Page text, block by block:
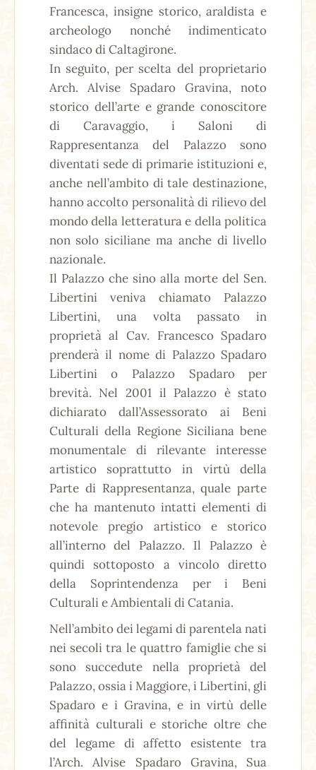
Francesca, insigne storico, araldista e
archeologo nonché indimenticato
sindaco di Caltagirone.
In seguito, per scelta del proprietario
Arch. Alvise Spadaro Gravina, noto
storico dell’arte e grande conoscitore
di Caravaggio, i Saloni di
Rappresentanza del Palazzo sono
diventati sede di primarie istituzioni e,
anche nell’ambito di tale destinazione,
hanno accolto personalità di rilievo del
mondo della letteratura e della politica
non solo siciliane ma anche di livello
nazionale.
Il Palazzo che sino alla morte del Sen.
Libertini veniva chiamato Palazzo
Libertini, una volta passato in
proprietà al Cav. Francesco Spadaro
prenderà il nome di Palazzo Spadaro
Libertini o Palazzo Spadaro per
brevità. Nel 2001 il Palazzo è stato
dichiarato dall’Assessorato ai Beni
Culturali della Regione Siciliana bene
monumentale di rilevante interesse
artistico soprattutto in virtù della
Parte di Rappresentanza, quale parte
che ha mantenuto intatti elementi di
notevole pregio artistico e storico
all’interno del Palazzo. Il Palazzo è
quindi sottoposto a vincolo diretto
della Soprintendenza per i Beni
Culturali e Ambientali di Catania.
Nell’ambito dei legami di parentela nati
nei secoli tra le quattro famiglie che si
sono succedute nella proprietà del
Palazzo, ossia i Maggiore, i Libertini, gli
Spadaro e i Gravina, e in virtù delle
affinità culturali e storiche oltre che
del legame di affetto esistente tra
l’Arch. Alvise Spadaro Gravina, Sua